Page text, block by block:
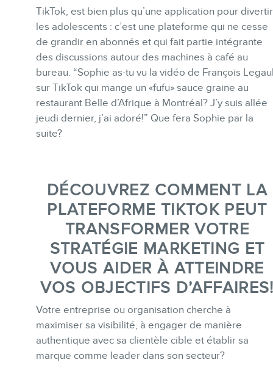
BLOGUE
CONTACT
TikTok, est bien plus qu’une application pour divertir
les adolescents : c’est une plateforme qui ne cesse
de grandir en abonnés et qui fait partie intégrante
des discussions autour des machines à café au
bureau. “Sophie as-tu vu la vidéo de François
sur TikTok qui mange un «fufu» sauce graine au
restaurant Belle d’Afrique à Montréal? J’y suis allée
jeudi dernier, j’ai adoré!” Que fera Sophie par la
suite?
DÉCOUVREZ COMMENT LA
PLATEFORME TIKTOK PEUT
TRANSFORMER VOTRE
STRATÉGIE MARKETING ET
VOUS AIDER À ATTEINDRE
VOS OBJECTIFS
Votre entreprise ou organisation cherche à
maximiser sa visibilité, à engager de manière
authentique avec sa clientèle cible et établir sa
marque comme leader dans son secteur?